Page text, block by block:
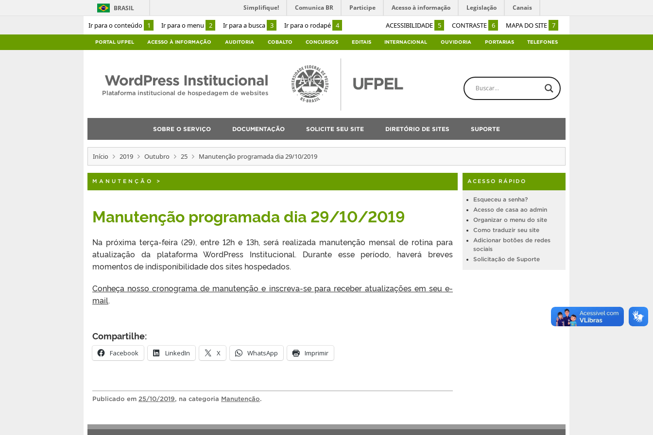
Ir para o conteúdo 1 Ir para o menu 2 Ir para a busca 3 Ir para o rodapé 4 ACESSIBILIDADE 5 CONTRASTE 6 MAPA DO SITE 7
BRASIL Simplifique! Comunica BR Participe Acesso à informação Legislação Canais
PORTAL UFPEL ACESSO À INFORMAÇÃO AUDITORIA COBALTO CONCURSOS EDITAIS INTERNACIONAL OUVIDORIA PORTARIAS TELEFONES
WordPress Institucional
Plataforma institucional de hospedagem de websites
SOBRE O SERVIÇO DOCUMENTAÇÃO SOLICITE SEU SITE DIRETÓRIO DE SITES SUPORTE
Início 2019 Outubro 25 Manutenção programada dia 29/10/2019
MANUTENÇÃO >
Manutenção programada dia 29/10/2019
Na próxima terça-feira (29), entre 12h e 13h, será realizada manutenção mensal de rotina para
atualização da plataforma WordPress Institucional. Durante esse período, haverá breves
momentos de indisponibilidade dos sites hospedados.
Conheça nosso cronograma de manutenção e inscreva-se para receber atualizações em seu e-
mail.
Compartilhe:
Facebook LinkedIn X WhatsApp Imprimir
Publicado em 25/10/2019, na categoria Manutenção.
ACESSO RÁPIDO
Esqueceu a senha?
Acesso de casa ao admin
Organizar o menu do site
Como traduzir seu site
Adicionar botões de redes
sociais
Solicitação de Suporte